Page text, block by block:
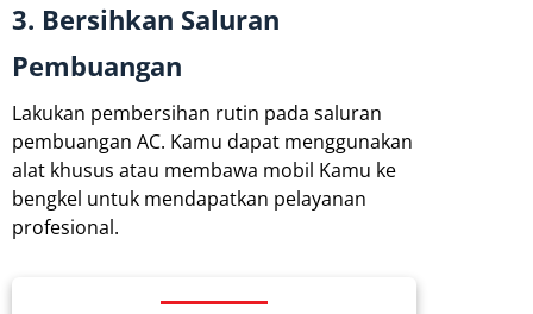
3. Bersihkan Saluran
Pembuangan
Lakukan pembersihan rutin pada saluran
pembuangan AC. Kamu dapat menggunakan
alat khusus atau membawa mobil Kamu ke
bengkel untuk mendapatkan pelayanan
profesional.